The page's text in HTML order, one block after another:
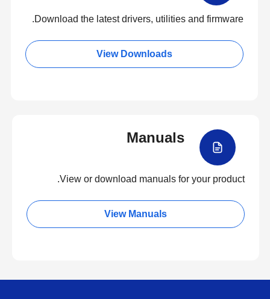
Download the latest drivers, utilities and firmware.
View Downloads
Manuals
View or download manuals for your product.
View Manuals